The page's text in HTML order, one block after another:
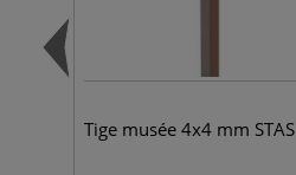
Tige musée 4x4 mm STAS